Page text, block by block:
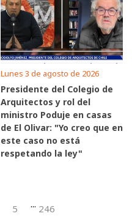
Lunes 3 de agosto de 2026
Presidente del Colegio de
Arquitectos y rol del
ministro Poduje en casas
de El Olivar: "Yo creo que en
este caso no está
respetando la ley"
5 ... 246